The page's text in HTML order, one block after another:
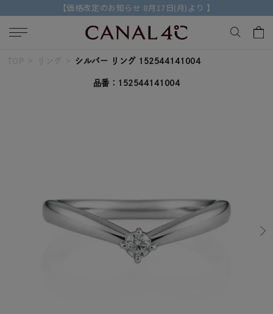
【価格改定のお知らせ 8月17日(月)より 】
キーワードで検索する
ブランド Canal４℃
TOP リング シルバー リング 152544141004
品番：152544141004